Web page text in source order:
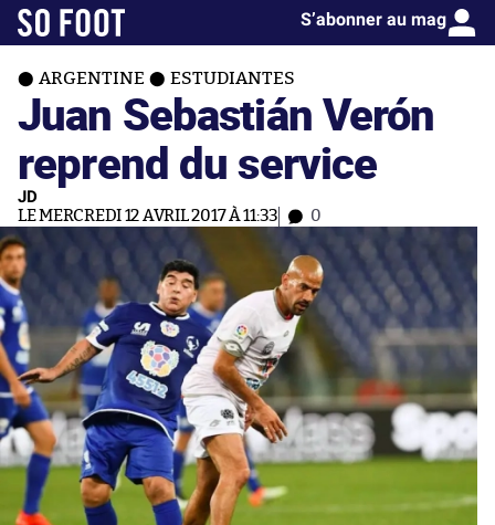
S’abonner au mag
ARGENTINE ESTUDIANTES
Juan Sebastián Verón
reprend du service
JD
LE MERCREDI 12 AVRIL 2017 À 11:33 0